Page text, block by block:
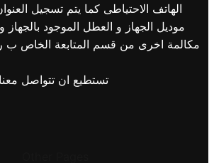
الهاتف الاحتياطى كما يتم تسجيل
موديل الجهاز و العطل الموجود بالجهاز
مكالمة اخرى من قسم المتابعة الخاص ب
تستطيع ان تتواصل